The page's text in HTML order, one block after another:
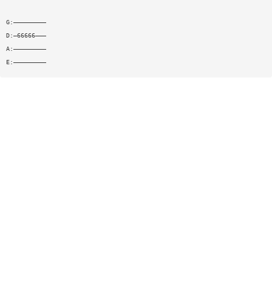
G:—————————
D:—66666———
A:—————————
E:—————————